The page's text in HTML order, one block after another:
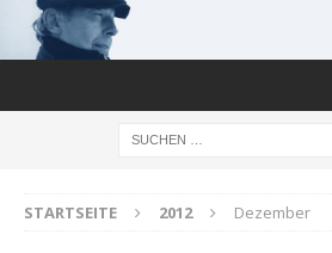
STARTSEITE 2012 Dezember